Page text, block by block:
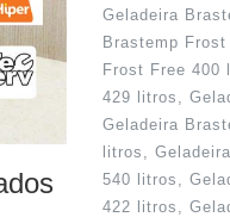
Geladeira
Brastemp
Frost Free 400
429 litros,
Geladeira
litros,
540 litros,
422 litros,